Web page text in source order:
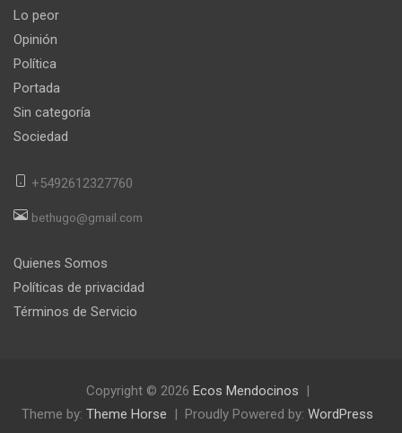
Lo peor
Opinión
Política
Portada
Sin categoría
Sociedad
+5492612327760
bethugo@gmail.com
Quienes Somos
Políticas de privacidad
Términos de Servicio
Copyright © 2026 Ecos Mendocinos
Theme by: Theme Horse Proudly Powered by: WordPress